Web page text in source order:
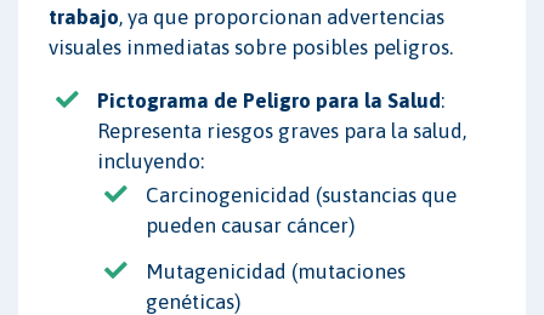
trabajo, ya que proporcionan advertencias
visuales inmediatas sobre posibles peligros.
Pictograma de Peligro para la Salud:
Representa riesgos graves para la salud,
incluyendo:
Carcinogenicidad (sustancias que
pueden causar cáncer)
Mutagenicidad (mutaciones
genéticas)